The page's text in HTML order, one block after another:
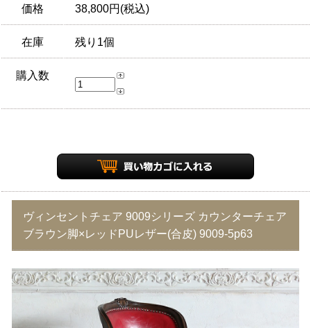
価格 38,800円(税込)
在庫 残り1個
購入数
ヴィンセントチェア 9009シリーズ カウンターチェア
ブラウン脚×レッドPUレザー(合皮) 9009-5p63